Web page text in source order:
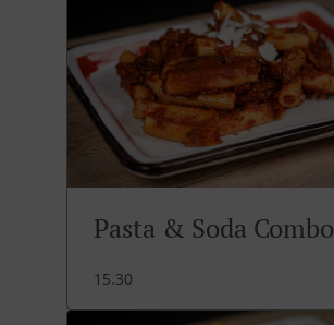
Pasta & Soda Combo
15.30